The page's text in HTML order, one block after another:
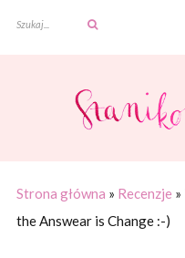
Strona główna » Recenzje »
the Answear is Change :-)